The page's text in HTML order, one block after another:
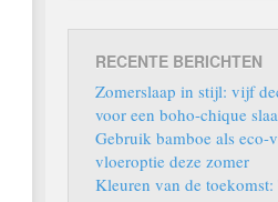
RECENTE BERICHTEN
Zomerslaap in stijl: vijf
voor een boho-chique
Gebruik bamboe als eco-
vloeroptie deze zomer
Kleuren van de toekomst: